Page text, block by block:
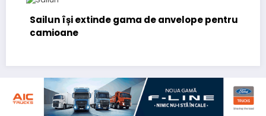
Sailun își extinde gama de anvelope pentru
camioane